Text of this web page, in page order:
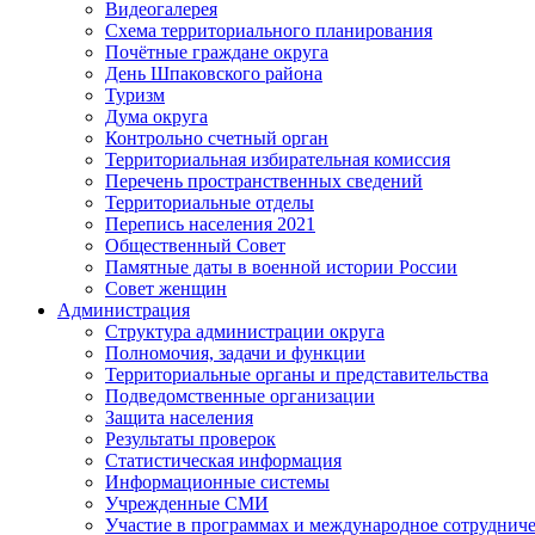
Видеогалерея
Схема территориального планирования
Почётные граждане округа
День Шпаковского района
Туризм
Дума округа
Контрольно счетный орган
Территориальная избирательная комиссия
Перечень пространственных сведений
Территориальные отделы
Перепись населения 2021
Общественный Совет
Памятные даты в военной истории России
Совет женщин
Администрация
Структура администрации округа
Полномочия, задачи и функции
Территориальные органы и представительства
Подведомственные организации
Защита населения
Результаты проверок
Статистическая информация
Информационные системы
Учрежденные СМИ
Участие в программах и международное